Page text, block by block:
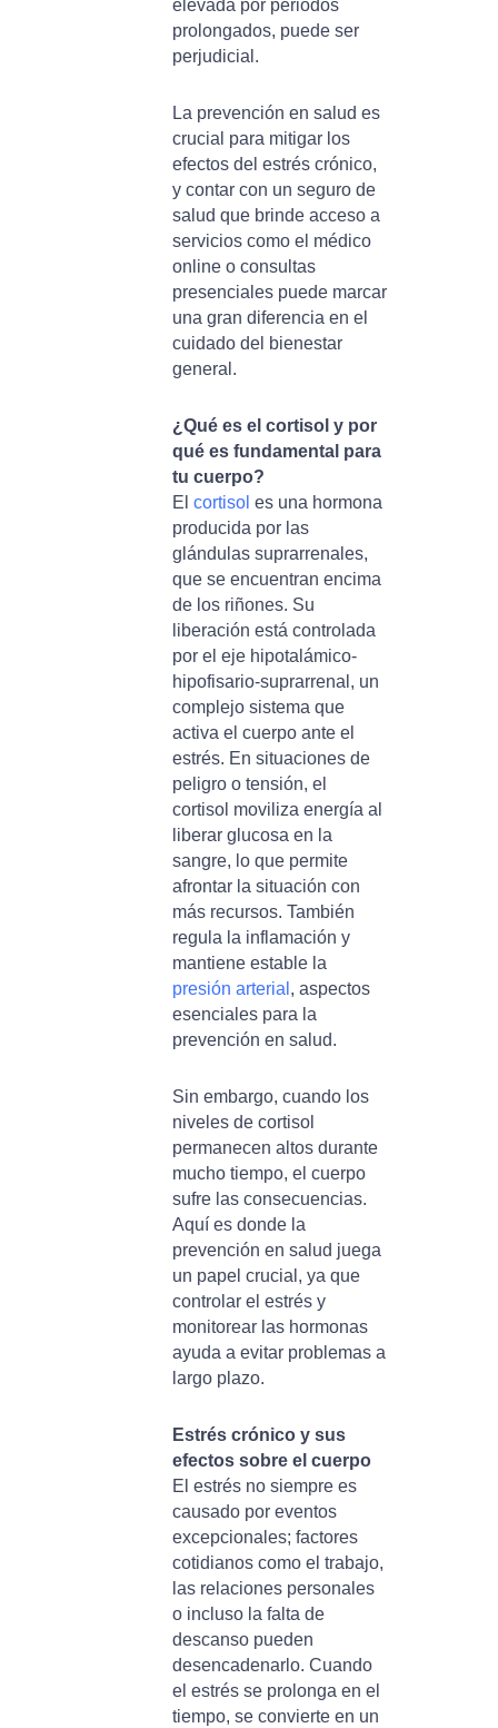
elevada por periodos
prolongados, puede ser
perjudicial.
La prevención en salud es
crucial para mitigar los
efectos del estrés crónico,
y contar con un seguro de
salud que brinde acceso a
servicios como el médico
online o consultas
presenciales puede marcar
una gran diferencia en el
cuidado del bienestar
general.
¿Qué es el cortisol y por
qué es fundamental para
tu cuerpo?
El cortisol es una hormona
producida por las
glándulas suprarrenales,
que se encuentran encima
de los riñones. Su
liberación está controlada
por el eje hipotalámico-
hipofisario-suprarrenal, un
complejo sistema que
activa el cuerpo ante el
estrés. En situaciones de
peligro o tensión, el
cortisol moviliza energía al
liberar glucosa en la
sangre, lo que permite
afrontar la situación con
más recursos. También
regula la inflamación y
mantiene estable la
presión arterial , aspectos
esenciales para la
prevención en salud.
Sin embargo, cuando los
niveles de cortisol
permanecen altos durante
mucho tiempo, el cuerpo
sufre las consecuencias.
Aquí es donde la
prevención en salud juega
un papel crucial, ya que
controlar el estrés y
monitorear las hormonas
ayuda a evitar problemas a
largo plazo.
Estrés crónico y sus
efectos sobre el cuerpo
El estrés no siempre es
causado por eventos
excepcionales; factores
cotidianos como el trabajo,
las relaciones personales
o incluso la falta de
descanso pueden
desencadenarlo. Cuando
el estrés se prolonga en el
tiempo, se convierte en un